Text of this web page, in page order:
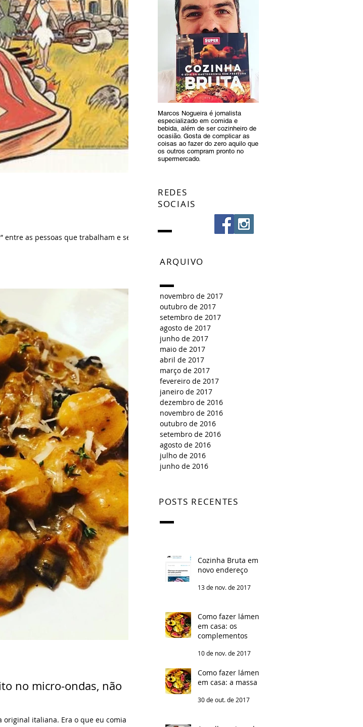
entre as pessoas que trabalham e se
no micro-ondas, não
italiana. Era o que eu comia
Marcos Nogueira é jornalista
especializado em comida e
bebida, além de ser cozinheiro de
ocasião. Gosta de complicar as
coisas ao fazer do zero aquilo que
os outros compram pronto no
supermercado.
REDES
SOCIAIS
ARQUIVO
novembro de 2017
outubro de 2017
setembro de 2017
agosto de 2017
junho de 2017
maio de 2017
abril de 2017
março de 2017
fevereiro de 2017
janeiro de 2017
dezembro de 2016
novembro de 2016
outubro de 2016
setembro de 2016
agosto de 2016
julho de 2016
junho de 2016
POSTS RECENTES
Cozinha Bruta em
novo endereço
13 de nov. de 2017
Como fazer lámen
em casa: os
complementos
10 de nov. de 2017
Como fazer lámen
em casa: a massa
30 de out. de 2017